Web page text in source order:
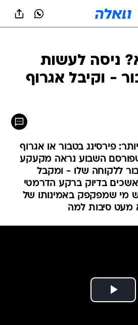
ניסה לעשות
- וקיבל אגרוף
פירסינג בטבור או אגרוף
השבוע נראה מקעקע
ללקוחה שלו - ומקבל
בדיוק ברקע הדרמטי
מי שמפקפק באמינותו של
מעט סיבות למה